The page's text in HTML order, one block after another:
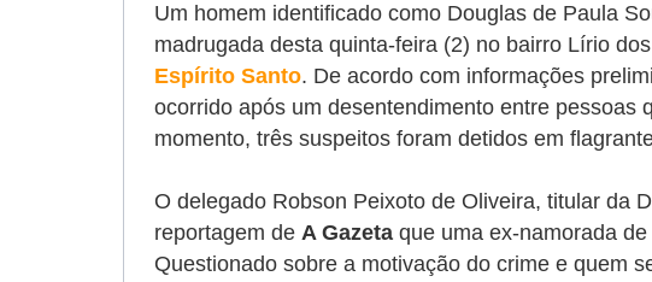
Um homem identificado como Douglas de Paula
madrugada desta quinta-feira (2) no bairro Lírio
Espírito Santo. De acordo com informações
ocorrido após um desentendimento entre pessoas
momento, três suspeitos foram detidos em
O delegado Robson Peixoto de Oliveira, titular da
reportagem de A Gazeta que uma ex-namorada
Questionado sobre a motivação do crime e quem